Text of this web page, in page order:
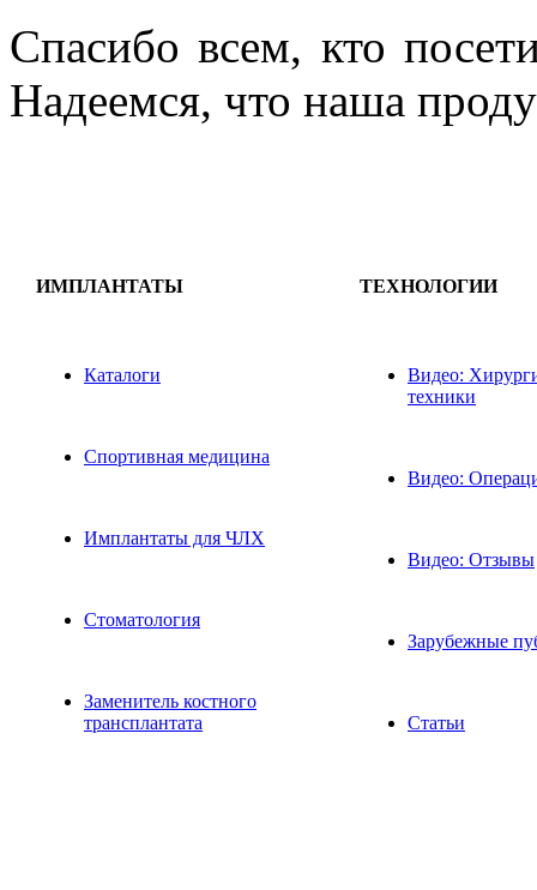
Спасибо всем, кто
Надеемся, что наша
ИМПЛАНТАТЫ
Каталоги
Спортивная медицина
Имплантаты для ЧЛХ
Стоматология
Заменитель костного
трансплантата
ТЕХНОЛОГИИ
Видео:
техники
Видео:
Видео: Отзывы
Зарубежные
Статьи